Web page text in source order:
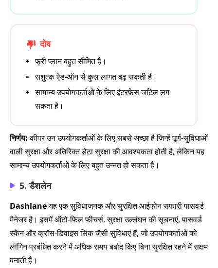
दोष
फ्री प्लान बहुत सीमित है।
सशुल्क ऐड-ऑन से कुल लागत बढ़ सकती है।
सामान्य उपयोगकर्ताओं के लिए इंटरफ़ेस जटिल लग
सकता है।
निर्णय:कीपर उन उपयोगकर्ताओं के लिए सबसे अच्छा है जिन्हें पूर्ण-सुविधाओं
वाली सुरक्षा और अतिरिक्त डेटा सुरक्षा की आवश्यकता होती है, लेकिन यह
सामान्य उपयोगकर्ताओं के लिए बहुत उन्नत हो सकता है।
5. डैशलेन
Dashlaneयह एक सुविधाजनक और सुरक्षित आईफोन सफारी पासवर्ड
मैनेजर है। इसमें ऑटो-फिल फीचर्स, सुरक्षा उल्लंघन की सूचनाएं, पासवर्ड
स्कैन और क्रॉस-डिवाइस सिंक जैसी सुविधाएं हैं, जो उपयोगकर्ताओं को
लॉगिन प्रबंधित करने में अधिक समय बर्बाद किए बिना सुरक्षित रहने में सक्षम
बनाती हैं।